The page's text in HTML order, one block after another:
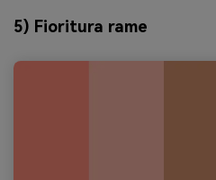
5) Fioritura rame